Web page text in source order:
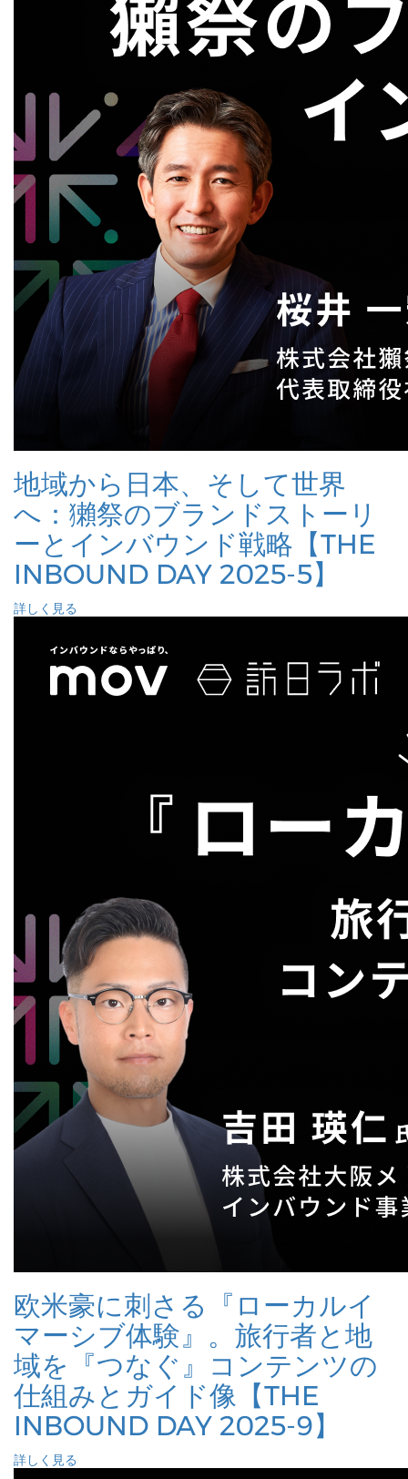
地域から日本、そして世界
へ：獺祭のブランドストーリ
ーとインバウンド戦略【THE
INBOUND DAY 2025-5】
詳しく見る
欧米豪に刺さる『ローカルイ
マーシブ体験』。旅行者と地
域を『つなぐ』コンテンツの
仕組みとガイド像【THE
INBOUND DAY 2025-9】
詳しく見る